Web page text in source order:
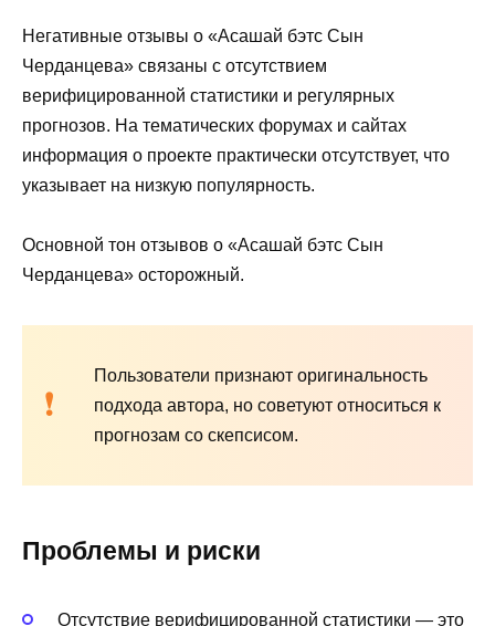
Негативные отзывы о «Асашай бэтс Сын
Черданцева» связаны с отсутствием
верифицированной статистики и регулярных
прогнозов. На тематических форумах и сайтах
информация о проекте практически отсутствует, что
указывает на низкую популярность.
Основной тон отзывов о «Асашай бэтс Сын
Черданцева» осторожный.
Пользователи признают оригинальность
подхода автора, но советуют относиться к
прогнозам со скепсисом.
Проблемы и риски
Отсутствие верифицированной статистики — это